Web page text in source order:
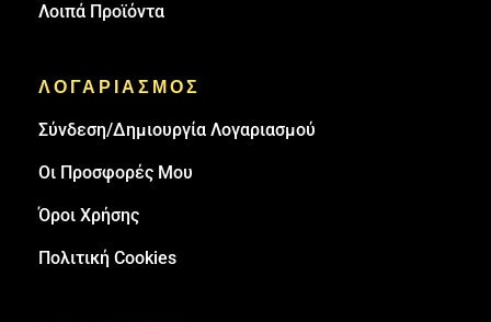
Λοιπά Προϊόντα
ΛΟΓΑΡΙΑΣΜΟΣ
Σύνδεση/Δημιουργία Λογαριασμού
Οι Προσφορές Μου
Όροι Χρήσης
Πολιτική Cookies